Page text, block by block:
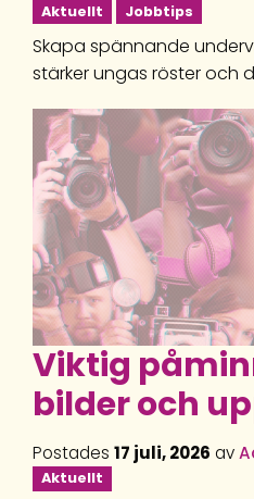
Aktuellt Jobbtips
Skapa spännande
stärker ungas röster och
Viktig
bilder och
Postades 17 juli, 2026 av
Aktuellt